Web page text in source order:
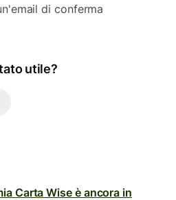
di conferma
utile?
Carta Wise è ancora in